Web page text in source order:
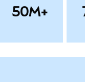
50M+